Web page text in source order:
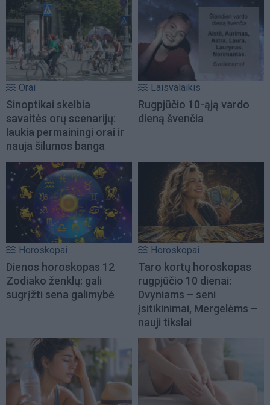
Orai
Sinoptikai skelbia
savaitės orų scenarijų:
laukia permainingi orai ir
nauja šilumos banga
Laisvalaikis
Rugpjūčio 10-ąją vardo
dieną švenčia
Horoskopai
Dienos horoskopas 12
Zodiako ženklų: gali
sugrįžti sena galimybė
Horoskopai
Taro kortų horoskopas
rugpjūčio 10 dienai:
Dvyniams – seni
įsitikinimai, Mergelėms –
nauji tikslai